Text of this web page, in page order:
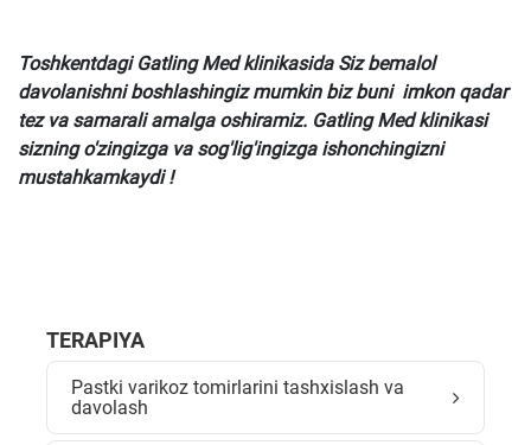
Toshkentdagi Gatling Med klinikasida Siz bemalol
davolanishni boshlashingiz mumkin biz buni imkon qadar
tez va samarali amalga oshiramiz. Gatling Med klinikasi
sizning o'zingizga va sog'lig'ingizga ishonchingizni
mustahkamkaydi !
TERAPIYA
Pastki varikoz tomirlarini tashxislash va
davolash